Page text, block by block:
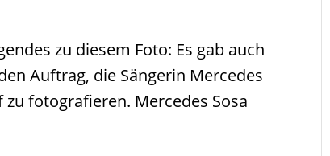
zu diesem Foto: Es gab auch
Auftrag, die Sängerin Mercedes
fotografieren. Mercedes Sosa